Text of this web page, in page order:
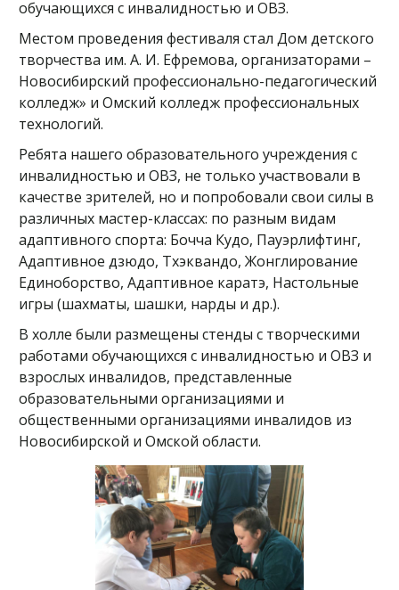
обучающихся с инвалидностью и ОВЗ.
Местом проведения фестиваля стал Дом детского
творчества им. А. И. Ефремова, организаторами –
Новосибирский профессионально-педагогический
колледж» и Омский колледж профессиональных
технологий.
Ребята нашего образовательного учреждения с
инвалидностью и ОВЗ, не только участвовали в
качестве зрителей, но и попробовали свои силы в
различных мастер-классах: по разным видам
адаптивного спорта: Бочча Кудо, Пауэрлифтинг,
Адаптивное дзюдо, Тхэквандо, Жонглирование
Единоборство, Адаптивное каратэ, Настольные
игры (шахматы, шашки, нарды и др.).
В холле были размещены стенды с творческими
работами обучающихся с инвалидностью и ОВЗ и
взрослых инвалидов, представленные
образовательными организациями и
общественными организациями инвалидов из
Новосибирской и Омской области.